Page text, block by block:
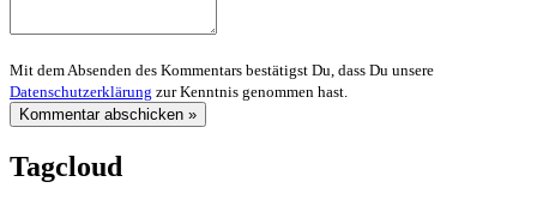
Mit dem Absenden des Kommentars bestätigst Du, dass Du unsere
Datenschutzerklärung zur Kenntnis genommen hast.
Tagcloud